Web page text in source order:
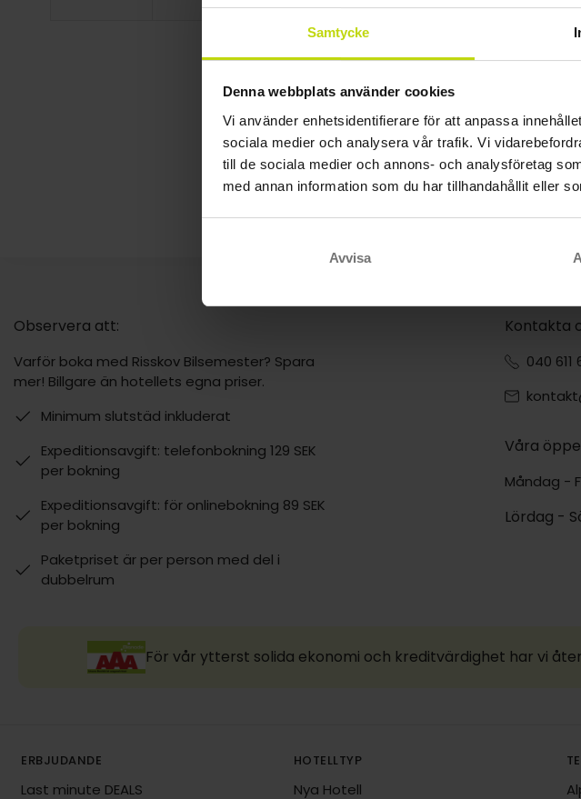
Samtycke
Denna webbplats använder cookies
Vi använder enhetsidentifierare för att anpassa
sociala medier och analysera vår trafik. Vi
till de sociala medier och annons- och analysföretag
med annan information som du har tillhandahållit eller
Avvisa
Observera att:
Varför boka med Risskov Bilsemester? Spara
mer! Billgare än hotellets egna priser.
Minimum slutstäd inkluderat
Expeditionsavgift: telefonbokning 129 SEK
per bokning
Expeditionsavgift: för onlinebokning 89 SEK
per bokning
Paketpriset är per person med del i
dubbelrum
Kontakta
040 611
Våra
Måndag -
Lördag -
För vår ytterst solida ekonomi och kreditvärdighet har vi
ERBJUDANDE
Last minute DEALS
HOTELLTYP
Nya Hotell